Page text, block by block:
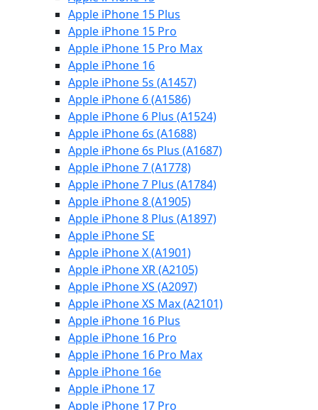
Apple iPhone 15 Plus
Apple iPhone 15 Pro
Apple iPhone 15 Pro Max
Apple iPhone 16
Apple iPhone 5s (A1457)
Apple iPhone 6 (A1586)
Apple iPhone 6 Plus (A1524)
Apple iPhone 6s (A1688)
Apple iPhone 6s Plus (A1687)
Apple iPhone 7 (A1778)
Apple iPhone 7 Plus (A1784)
Apple iPhone 8 (A1905)
Apple iPhone 8 Plus (A1897)
Apple iPhone SE
Apple iPhone X (A1901)
Apple iPhone XR (A2105)
Apple iPhone XS (A2097)
Apple iPhone XS Max (A2101)
Apple iPhone 16 Plus
Apple iPhone 16 Pro
Apple iPhone 16 Pro Max
Apple iPhone 16e
Apple iPhone 17
Apple iPhone 17 Pro